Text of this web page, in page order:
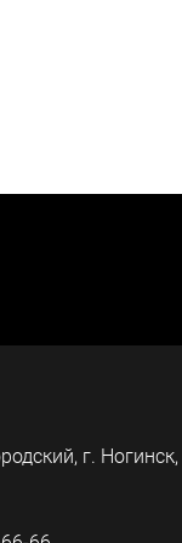
г. Ногинск,